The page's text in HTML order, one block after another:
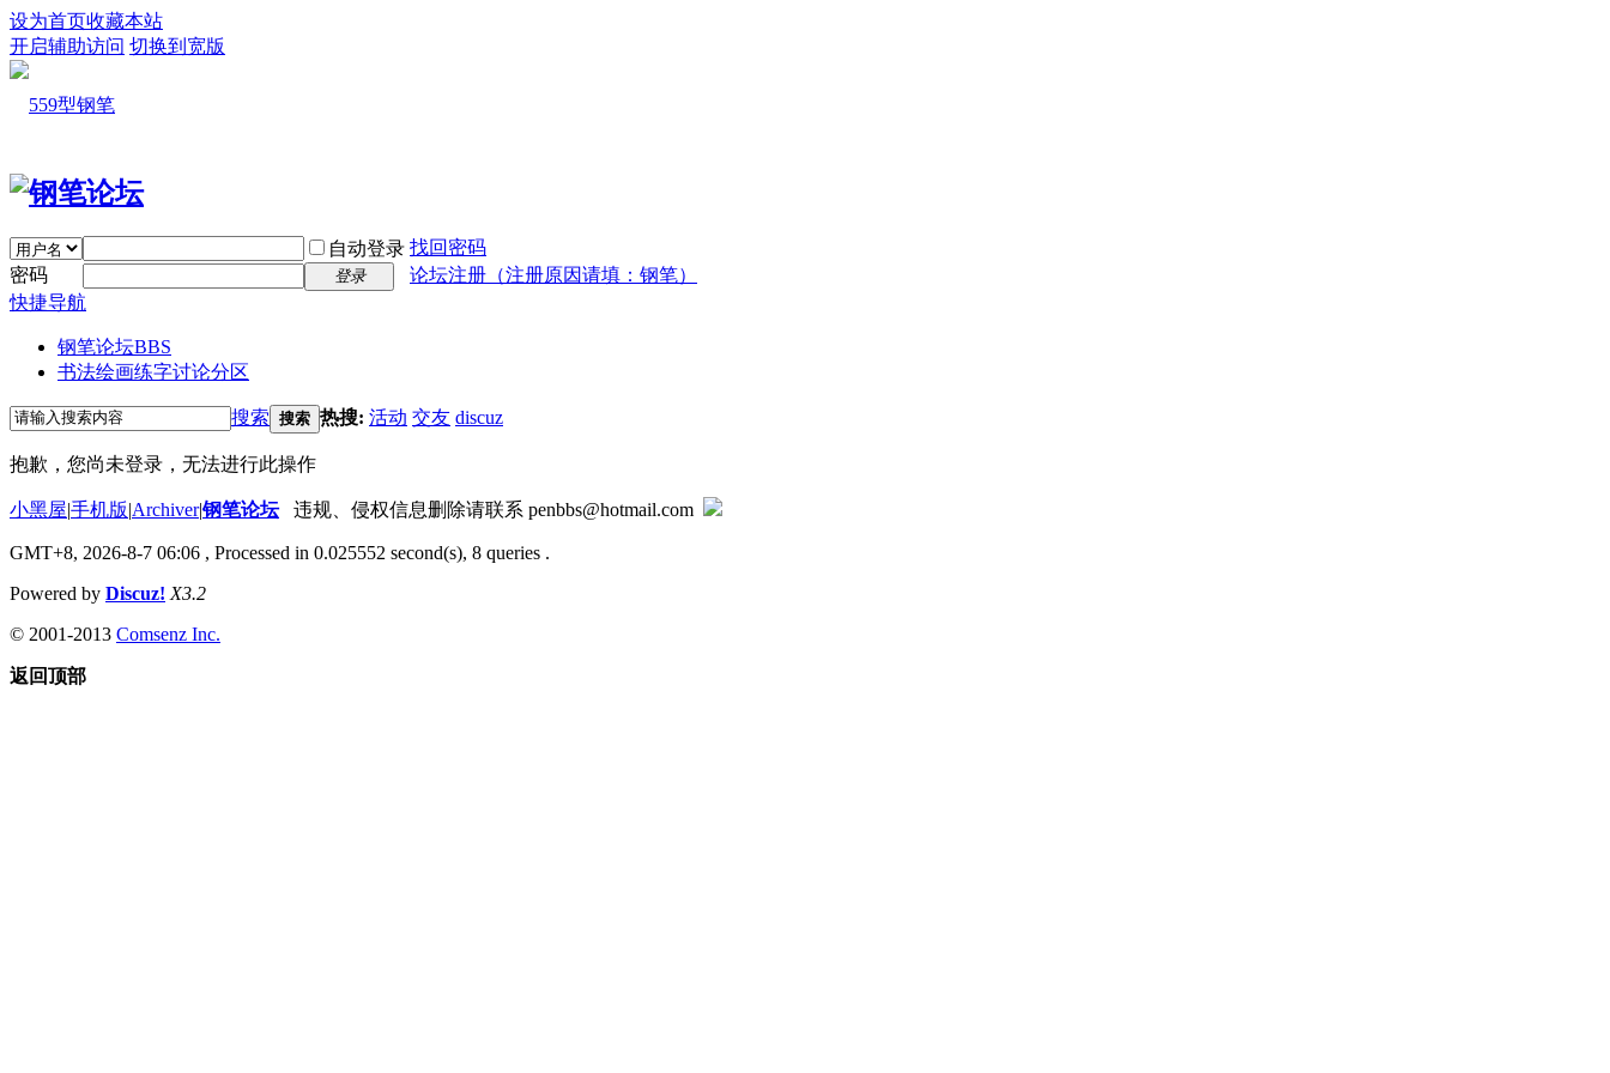
设为首页收藏本站
开启辅助访问 切换到宽版
自动登录 找回密码
密码
登录
论坛注册（注册原因请填：钢笔）
快捷导航
钢笔论坛BBS
书法绘画练字讨论分区
搜索 搜索 热搜: 活动 交友 discuz
抱歉，您尚未登录，无法进行此操作
小黑屋|手机版|Archiver|钢笔论坛 违规、侵权信息删除请联系 penbbs@hotmail.com
GMT+8, 2026-8-7 06:06 , Processed in 0.025552 second(s), 8 queries .
Powered by Discuz! X3.2
© 2001-2013 Comsenz Inc.
返回顶部